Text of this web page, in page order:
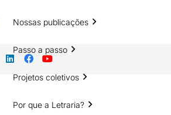
Nossas publicações
Passo a passo
Projetos coletivos
Por que a Letraria?